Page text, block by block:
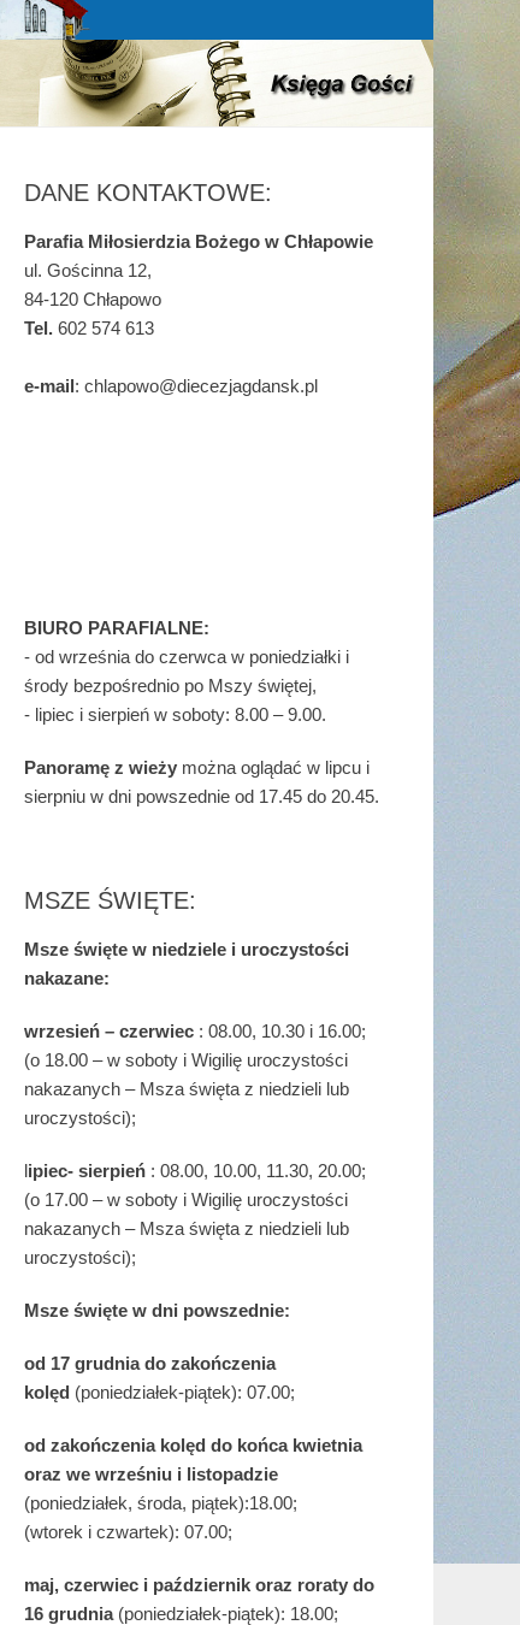
DANE KONTAKTOWE:
Parafia Miłosierdzia Bożego w Chłapowie
ul. Gościnna 12,
84-120 Chłapowo
Tel. 602 574 613
e-mail: chlapowo@diecezjagdansk.pl
BIURO PARAFIALNE:
- od września do czerwca w poniedziałki i
środy bezpośrednio po Mszy świętej,
- lipiec i sierpień w soboty: 8.00 – 9.00.
Panoramę z wieży można oglądać w lipcu i
sierpniu w dni powszednie od 17.45 do 20.45.
MSZE ŚWIĘTE:
Msze święte w niedziele i uroczystości
nakazane:
wrzesień – czerwiec : 08.00, 10.30 i 16.00;
(o 18.00 – w soboty i Wigilię uroczystości
nakazanych – Msza święta z niedzieli lub
uroczystości);
lipiec- sierpień : 08.00, 10.00, 11.30, 20.00;
(o 17.00 – w soboty i Wigilię uroczystości
nakazanych – Msza święta z niedzieli lub
uroczystości);
Msze święte w dni powszednie:
od 17 grudniado zakończenia
kolęd (poniedziałek-piątek): 07.00;
od zakończenia kolęd do końca kwietnia
oraz we wrześniu i listopadzie
(poniedziałek, środa, piątek):18.00;
(wtorek i czwartek): 07.00;
maj, czerwiec i październik oraz roraty do
16 grudnia (poniedziałek-piątek): 18.00;